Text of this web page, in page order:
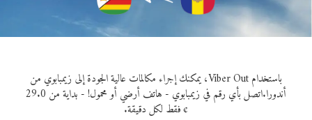
باستخدام Viber Out، يمكنك إجراء مكالمات عالية الجودة إلى زيمبابوي من
أندورا.
اتصل بأي رقم في زيمبابوي - هاتف أرضي أو محمول! - بداية من 29.0
¢ فقط لكل دقيقة.